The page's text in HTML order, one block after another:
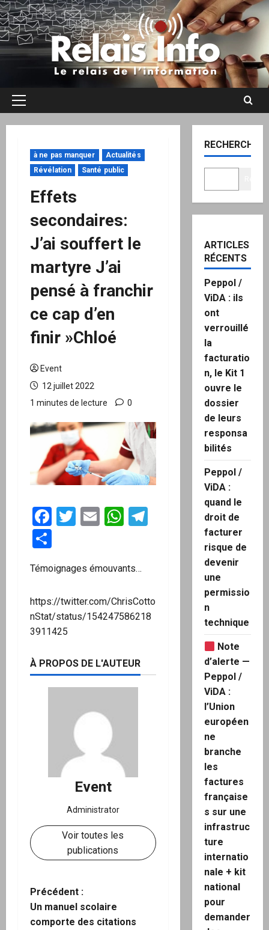
Aller
au
contenu
Menu
à ne pas manquer
Actualités
Révélation
Santé public
Effets
secondaires:
J’ai souffert le
martyre J’ai
pensé à franchir
ce cap d’en
finir »Chloé
Event
12 juillet 2022
1 minutes de lecture
0
Facebook
Twitter
EmailWhatsApp
Telegram
Témoignages émouvants…
https://twitter.com/ChrisCotto
nStat/status/154247586218
3911425
À PROPOS DE L'AUTEUR
Event
Administrator
Voir toutes les
publications
N
a
Précédent :
Un manuel scolaire
comporte des citations
RECHERCHER
ARTICLES
RÉCENTS
Peppol /
ViDA : ils
ont
verrouillé
la
facturatio
n, le Kit 1
ouvre le
dossier
de leurs
responsa
bilités
Peppol /
ViDA :
quand le
droit de
facturer
risque de
devenir
une
permissio
n
technique
Note
d’alerte —
Peppol /
ViDA :
l’Union
européen
ne
branche
les
factures
française
s sur une
infrastruc
ture
internatio
nale + kit
national
pour
demander